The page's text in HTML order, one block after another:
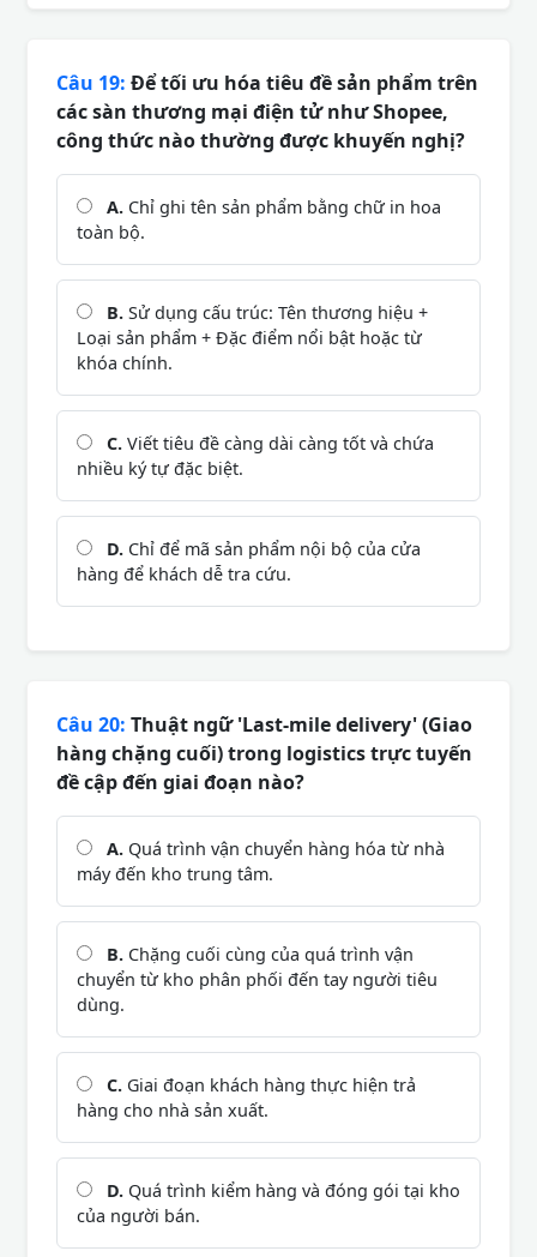
Câu 19: Để tối ưu hóa tiêu đề sản phẩm trên
các sàn thương mại điện tử như Shopee,
công thức nào thường được khuyến nghị?
A. Chỉ ghi tên sản phẩm bằng chữ in hoa
toàn bộ.
B. Sử dụng cấu trúc: Tên thương hiệu +
Loại sản phẩm + Đặc điểm nổi bật hoặc từ
khóa chính.
C. Viết tiêu đề càng dài càng tốt và chứa
nhiều ký tự đặc biệt.
D. Chỉ để mã sản phẩm nội bộ của cửa
hàng để khách dễ tra cứu.
Câu 20: Thuật ngữ 'Last-mile delivery' (Giao
hàng chặng cuối) trong logistics trực tuyến
đề cập đến giai đoạn nào?
A. Quá trình vận chuyển hàng hóa từ nhà
máy đến kho trung tâm.
B. Chặng cuối cùng của quá trình vận
chuyển từ kho phân phối đến tay người tiêu
dùng.
C. Giai đoạn khách hàng thực hiện trả
hàng cho nhà sản xuất.
D. Quá trình kiểm hàng và đóng gói tại kho
của người bán.